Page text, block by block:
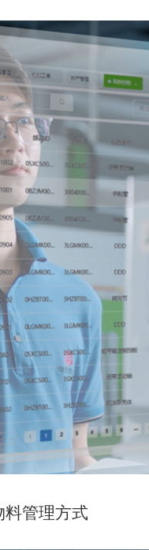
管理方式